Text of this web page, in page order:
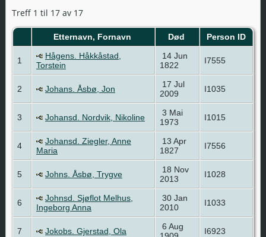
Treff 1 til 17 av 17
Etternavn, Fornavn Død Person ID
1
Hågens. Håkkåstad,
Torstein
14 Jun
1822
I7555
2 Johans. Åsbø, Jon
17 Jul
2009
I1035
3 Johansd. Nordvik, Nikoline
3 Mai
1973
I1015
4
Johansd. Ziegler, Anne
Maria
13 Apr
1827
I7556
5 Johns. Åsbø, Trygve
18 Nov
2013
I1028
6
Johnsd. Sjøflot Melhus,
Ingeborg Anna
30 Jan
2010
I1033
7 Jokobs. Gjerstad, Ola
6 Aug
I6923